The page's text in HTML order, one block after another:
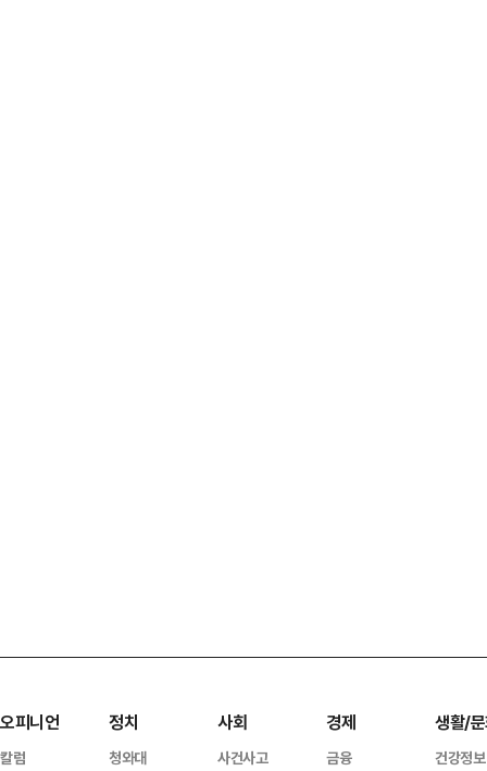
오피니언
칼럼
정치
청와대
사회
사건사고
경제
금융
생활/
건강정보